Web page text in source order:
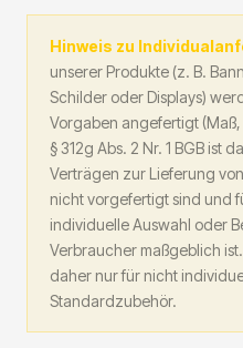
Hinweis zu
unserer Produkte (z. B.
Schilder oder Displays)
Vorgaben angefertigt
§ 312g Abs. 2 Nr. 1 BGB ist
Verträgen zur Lieferung
nicht vorgefertigt sind und
individuelle Auswahl oder
Verbraucher maßgeblich
daher nur für nicht
Standardzubehör.